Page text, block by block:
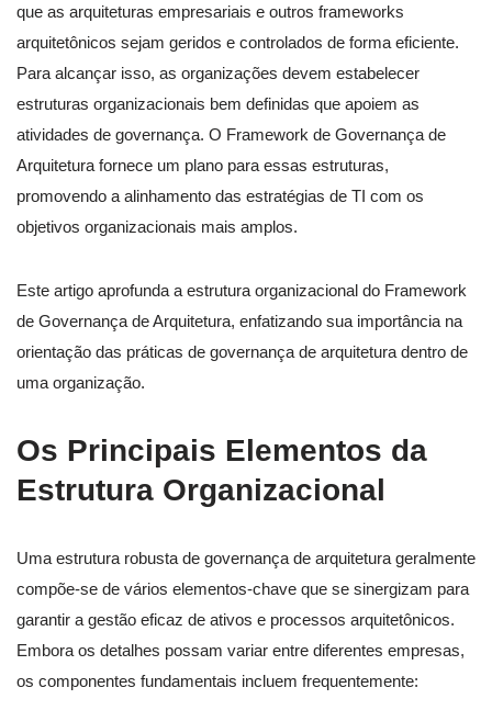
que as arquiteturas empresariais e outros frameworks
arquitetônicos sejam geridos e controlados de forma eficiente.
Para alcançar isso, as organizações devem estabelecer
estruturas organizacionais bem definidas que apoiem as
atividades de governança. O Framework de Governança de
Arquitetura fornece um plano para essas estruturas,
promovendo a alinhamento das estratégias de TI com os
objetivos organizacionais mais amplos.
Este artigo aprofunda a estrutura organizacional do Framework
de Governança de Arquitetura, enfatizando sua importância na
orientação das práticas de governança de arquitetura dentro de
uma organização.
Os Principais Elementos da
Estrutura Organizacional
Uma estrutura robusta de governança de arquitetura geralmente
compõe-se de vários elementos-chave que se sinergizam para
garantir a gestão eficaz de ativos e processos arquitetônicos.
Embora os detalhes possam variar entre diferentes empresas,
os componentes fundamentais incluem frequentemente: